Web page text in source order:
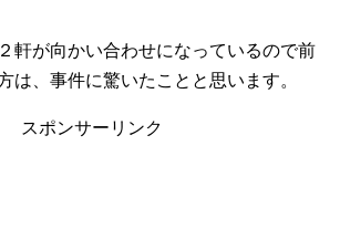
軒が向かい合わせになっているので前
は、事件に驚いたことと思います。
スポンサーリンク